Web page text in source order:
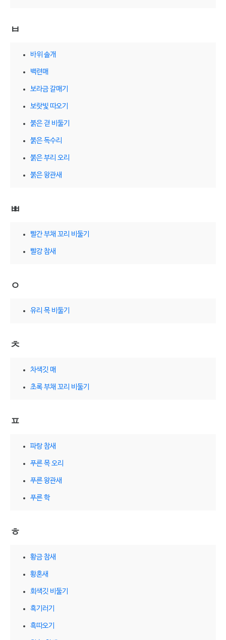
ㅂ
바위 솔개
백련매
보라금 갈매기
보랏빛 따오기
붉은 겯 비둘기
붉은 독수리
붉은 부리 오리
붉은 왕관새
ㅃ
빨간 부채 꼬리 비둘기
빨강 참새
ㅇ
유리 목 비둘기
ㅊ
차색깃 매
초록 부채 꼬리 비둘기
ㅍ
파랑 참새
푸른 목 오리
푸른 왕관새
푸른 학
ㅎ
황금 참새
황혼새
회색깃 비둘기
흑기러기
흑따오기